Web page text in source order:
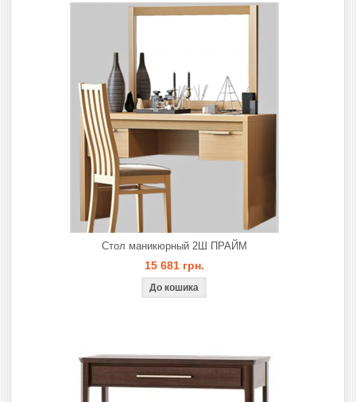
Стол маникюрный 2Ш ПРАЙМ
15 681 грн.